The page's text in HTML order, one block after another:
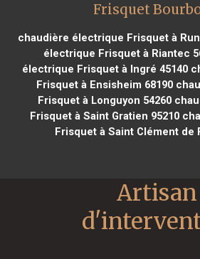
Frisquet
chaudière électrique Frisquet à
électrique Frisquet à Riantec
électrique Frisquet à Ingré 45140
Frisquet à Ensisheim 68190
Frisquet à Longuyon 54260
Frisquet à Saint Gratien 95210
Frisquet à Saint Clément de
Artisan